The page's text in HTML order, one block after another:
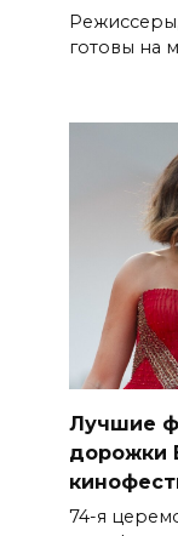
готовы на
Лучшие
дорожки
74-я